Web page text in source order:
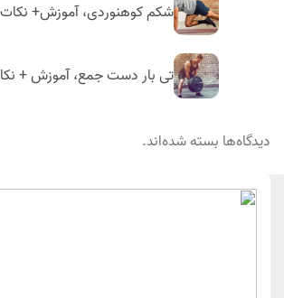
شکم کوهنوردی، آموزش+ نکات ویژه
تی بار دست جمع، آموزش + نکات ویژه
بسته شده‌اند.